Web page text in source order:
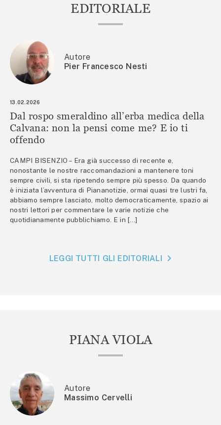
EDITORIALE
Autore
Pier Francesco Nesti
13.02.2026
Dal rospo smeraldino all’erba medica della
Calvana: non la pensi come me? E io ti
offendo
CAMPI BISENZIO – Era già successo di recente e,
nonostante le nostre raccomandazioni a mantenere toni
sempre civili, si sta ripetendo sempre più spesso. Da quando
è iniziata l’avventura di Piananotizie, ormai quasi tre lustri fa,
abbiamo sempre lasciato, molto democraticamente, spazio ai
nostri lettori per commentare le varie notizie che
quotidianamente pubblichiamo. E in […]
LEGGI TUTTI GLI EDITORIALI
PIANA VIOLA
Autore
Massimo Cervelli